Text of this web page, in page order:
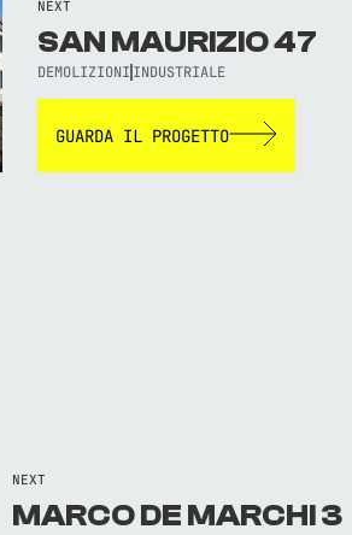
NEXT
SAN MAURIZIO 47
DEMOLIZIONI INDUSTRIALE
GUARDA IL PROGETTO
NEXT
MARCO DE MARCHI 3